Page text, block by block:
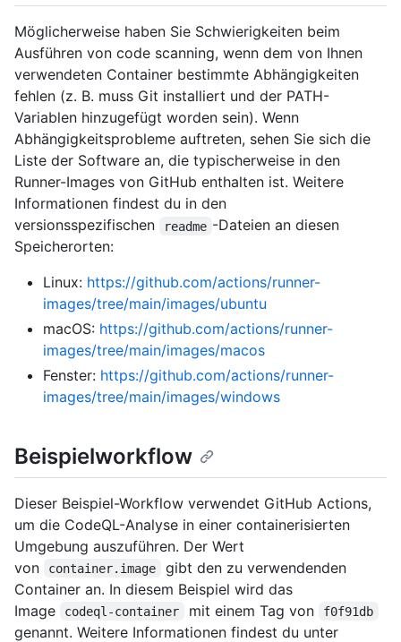
Möglicherweise haben Sie Schwierigkeiten beim
Ausführen von code scanning, wenn dem von Ihnen
verwendeten Container bestimmte Abhängigkeiten
fehlen (z. B. muss Git installiert und der PATH-
Variablen hinzugefügt worden sein). Wenn
Abhängigkeitsprobleme auftreten, sehen Sie sich die
Liste der Software an, die typischerweise in den
Runner-Images von GitHub enthalten ist. Weitere
Informationen findest du in den
versionsspezifischen
readme -Dateien an diesen
Speicherorten:
Linux: https://github.com/actions/runner-
images/tree/main/images/ubuntu
macOS: https://github.com/actions/runner-
images/tree/main/images/macos
Fenster: https://github.com/actions/runner-
images/tree/main/images/windows
Beispielworkflow
Dieser Beispiel-Workflow verwendet GitHub Actions,
um die CodeQL-Analyse in einer containerisierten
Umgebung auszuführen. Der Wert
von
container.image
gibt den zu verwendenden
Container an. In diesem Beispiel wird das
Image
codeql-container mit einem Tag von f0f91db
genannt. Weitere Informationen findest du unter